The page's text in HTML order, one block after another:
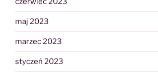
maj 2023
marzec 2023
styczeń 2023